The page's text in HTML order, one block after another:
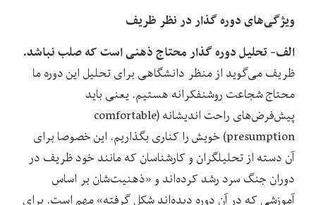
ویژگی‌های دوره گذار در نظر ظریف
الف- تحلیل دوره گذار محتاج ذهنی است که صلب نباشد.
ظریف می‌گوید از منظر دانشگاهی برای تحلیل این دوره ما
محتاج شجاعت روشنفکرانه هستیم. یعنی باید
پیش‌فرض‌های راحت اندیشانه (comfortable
presumption) خویش را کناری بگذاریم. این خصوصا برای
آن دسته از تحلیلگران و کارشناسان که مانند خود ظریف در
دوران جنگ سرد رشد کرده‌اند و «ذهنیت‌شان بر اساس
آموزشی که در آن دوره دیده‌اند شکل گرفته» مهم است. برای